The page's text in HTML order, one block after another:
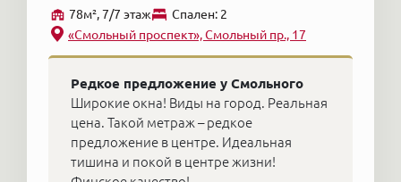
78м², 7/7 этаж
Cпален: 2
«Смольный проспект», Смольный пр., 17
Редкое предложение у Смольного
Широкие окна! Виды на город. Реальная
цена. Такой метраж – редкое
предложение в центре. Идеальная
тишина и покой в центре жизни!